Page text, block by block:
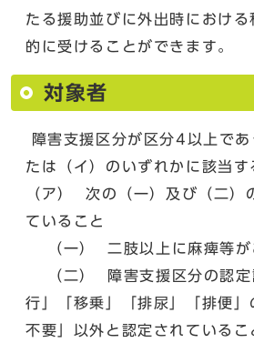
たる援助並びに外出時におけ
的に受けることができます。
対象者
障害支援区分が区分4以上で
たは（イ）のいずれかに該当す
（ア） 次の（一）及び（二）
ていること
（一） 二肢以上に麻痺等が
（二） 障害支援区分の認定
行」「移乗」「排尿」「排便
不要」以外と認定されているこ